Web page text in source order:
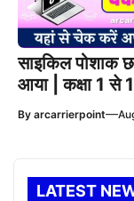
साइकिल पोशाक
आया | कक्षा 1 से
By arcarrierpoint—
LATEST